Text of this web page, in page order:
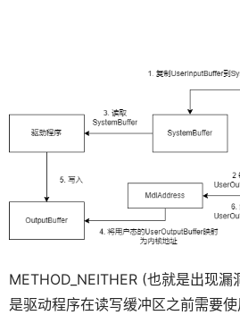
METHOD_NEITHER (也就是出现
是驱动程序在读写缓冲区之前需要